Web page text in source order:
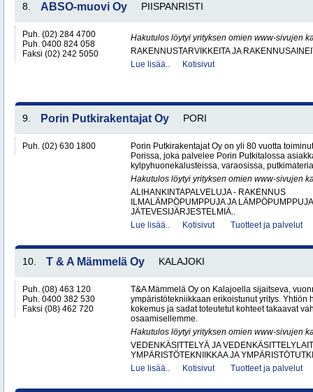
8. ABSO-muovi Oy PIISPANRISTI
Puh. (02) 284 4700
Puh. 0400 824 058
Faksi (02) 242 5050
Hakutulos löytyi yrityksen omien www-sivujen
RAKENNUSTARVIKKEITA JA
Lue lisää..
Kotisivut
9. Porin Putkirakentajat Oy PORI
Puh. (02) 630 1800
Porin Putkirakentajat Oy on yli 80 vuotta
Porissa, joka palvelee Porin Putkitalossa
kylpyhuonekalusteissa, varaosissa,
Hakutulos löytyi yrityksen omien www-sivujen
ALIHANKINTAPALVELUJA - RAKENNUS
ILMALÄMPÖPUMPPUJA JA LÄMPÖPUMPPUJA
JÄTEVESIJÄRJESTELMIÄ..
Lue lisää..
Kotisivut Tuotteet ja palvelut
10. T & A Mämmelä Oy KALAJOKI
Puh. (08) 463 120
Puh. 0400 382 530
Faksi (08) 462 720
T&A Mämmelä Oy on Kalajoella sijaitseva,
ympäristötekniikkaan erikoistunut yritys. Yhtiön
kokemus ja sadat toteutetut kohteet takaavat
osaamisellemme.
Hakutulos löytyi yrityksen omien www-sivujen
VEDENKÄSITTELYÄ JA
YMPÄRISTÖTEKNIIKKAA JA
Lue lisää..
Kotisivut Tuotteet ja palvelut